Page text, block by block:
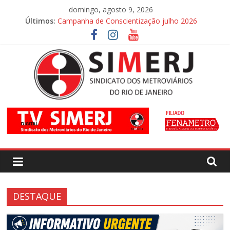
domingo, agosto 9, 2026
Últimos: Campanha de Conscientização julho 2026
Campanha de Conscientização agosto 2026
SIMERJ
–
Sindicato
dos
DESTAQUE